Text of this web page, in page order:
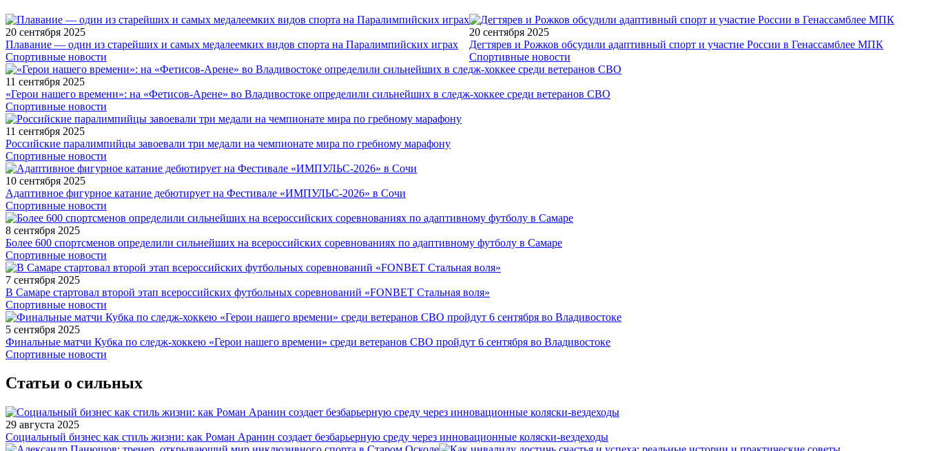
20 сентября 2025
Плавание — один из старейших и самых медалеемких видов спорта на Паралимпийских играх
Спортивные новости
20 сентября 2025
Дегтярев и Рожков обсудили адаптивный спорт и участие России в Генассамблее МПК
Спортивные новости
11 сентября 2025
«Герои нашего времени»: на «Фетисов-Арене» во Владивостоке определили сильнейших в следж-хоккее среди ветеранов СВО
Спортивные новости
11 сентября 2025
Российские паралимпийцы завоевали три медали на чемпионате мира по гребному марафону
Спортивные новости
10 сентября 2025
Адаптивное фигурное катание дебютирует на Фестивале «ИМПУЛЬС-2026» в Сочи
Спортивные новости
8 сентября 2025
Более 600 спортсменов определили сильнейших на всероссийских соревнованиях по адаптивному футболу в Самаре
Спортивные новости
7 сентября 2025
В Самаре стартовал второй этап всероссийских футбольных соревнований «FONBET Стальная воля»
Спортивные новости
5 сентября 2025
Финальные матчи Кубка по следж-хоккею «Герои нашего времени» среди ветеранов СВО пройдут 6 сентября во Владивостоке
Спортивные новости
Статьи о сильных
29 августа 2025
Социальный бизнес как стиль жизни: как Роман Аранин создает безбарьерную среду через инновационные коляски-вездеходы